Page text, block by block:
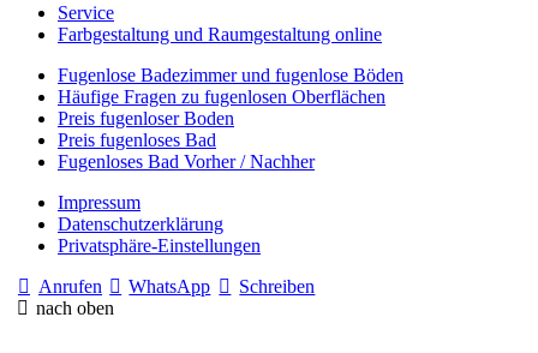
Service
Farbgestaltung und Raumgestaltung online
Fugenlose Badezimmer und fugenlose Böden
Häufige Fragen zu fugenlosen Oberflächen
Preis fugenloser Boden
Preis fugenloses Bad
Fugenloses Bad Vorher / Nachher
Impressum
Datenschutzerklärung
Privatsphäre-Einstellungen
Anrufen
WhatsApp
Schreiben
nach oben